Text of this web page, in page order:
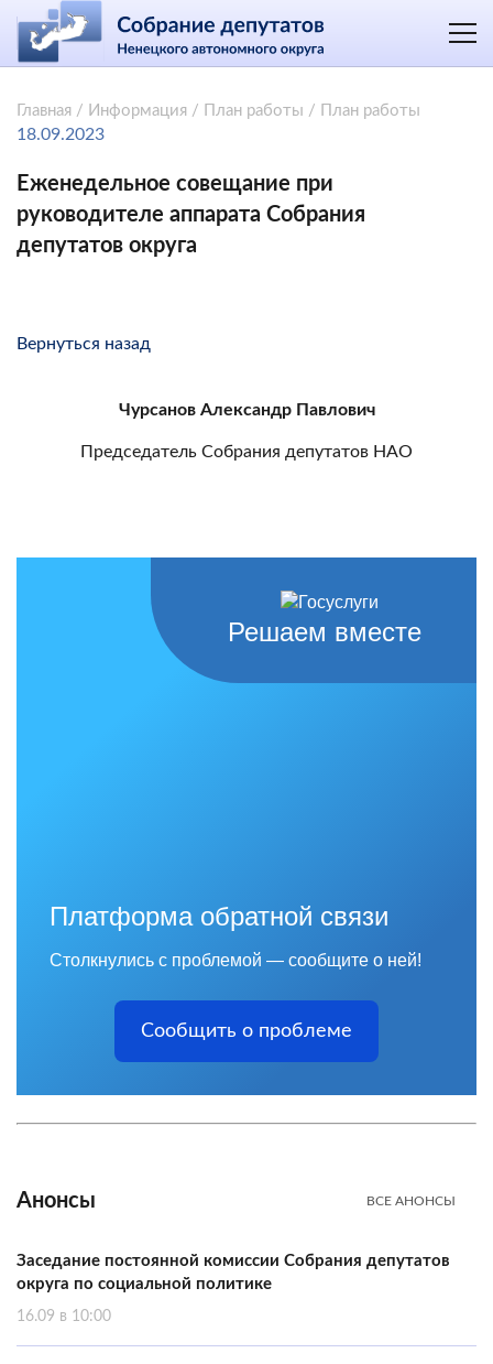
Главная / Информация / План работы / План работы
18.09.2023
Еженедельное совещание при
руководителе аппарата Собрания
депутатов округа
Вернуться назад
Чурсанов Александр Павлович
Председатель Собрания депутатов НАО
Решаем вместе
Платформа обратной связи
Столкнулись с проблемой — сообщите о ней!
Сообщить о проблеме
Анонсы ВСЕ АНОНСЫ
Заседание постоянной комиссии Собрания депутатов
округа по социальной политике
16.09 в 10:00